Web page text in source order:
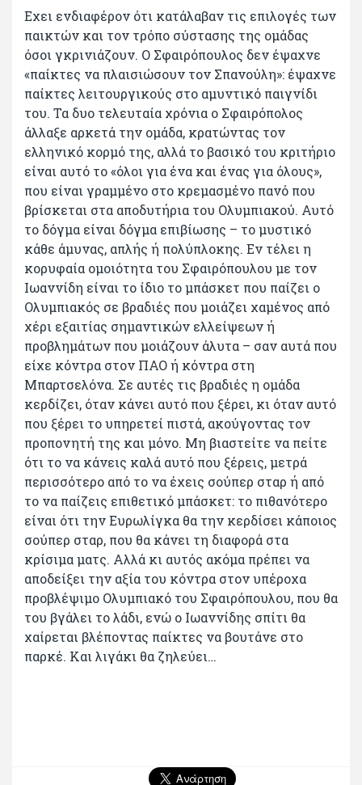
Εχει ενδιαφέρον ότι κατάλαβαν τις επιλογές των
παικτών και τον τρόπο σύστασης της ομάδας
όσοι γκρινιάζουν. Ο Σφαιρόπουλος δεν έψαχνε
«παίκτες να πλαισιώσουν τον Σπανούλη»: έψαχνε
παίκτες λειτουργικούς στο αμυντικό παιγνίδι
του. Τα δυο τελευταία χρόνια ο Σφαιρόπολος
άλλαξε αρκετά την ομάδα, κρατώντας τον
ελληνικό κορμό της, αλλά το βασικό του κριτήριο
είναι αυτό το «όλοι για ένα και ένας για όλους»,
που είναι γραμμένο στο κρεμασμένο πανό που
βρίσκεται στα αποδυτήρια του Ολυμπιακού. Αυτό
το δόγμα είναι δόγμα επιβίωσης – το μυστικό
κάθε άμυνας, απλής ή πολύπλοκης. Εν τέλει η
κορυφαία ομοιότητα του Σφαιρόπουλου με τον
Ιωαννίδη είναι το ίδιο το μπάσκετ που παίζει ο
Ολυμπιακός σε βραδιές που μοιάζει χαμένος από
χέρι εξαιτίας σημαντικών ελλείψεων ή
προβλημάτων που μοιάζουν άλυτα – σαν αυτά που
είχε κόντρα στον ΠΑΟ ή κόντρα στη
Μπαρτσελόνα. Σε αυτές τις βραδιές η ομάδα
κερδίζει, όταν κάνει αυτό που ξέρει, κι όταν αυτό
που ξέρει το υπηρετεί πιστά, ακούγοντας τον
προπονητή της και μόνο. Μη βιαστείτε να πείτε
ότι το να κάνεις καλά αυτό που ξέρεις, μετρά
περισσότερο από το να έχεις σούπερ σταρ ή από
το να παίζεις επιθετικό μπάσκετ: το πιθανότερο
είναι ότι την Ευρωλίγκα θα την κερδίσει κάποιος
σούπερ σταρ, που θα κάνει τη διαφορά στα
κρίσιμα ματς. Αλλά κι αυτός ακόμα πρέπει να
αποδείξει την αξία του κόντρα στον υπέροχα
προβλέψιμο Ολυμπιακό του Σφαιρόπουλου, που θα
του βγάλει το λάδι, ενώ ο Ιωαννίδης σπίτι θα
χαίρεται βλέποντας παίκτες να βουτάνε στο
παρκέ. Και λιγάκι θα ζηλεύει…